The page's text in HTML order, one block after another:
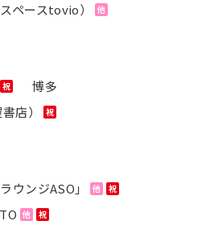
ペースtovio） 他
祝
博多
店）
祝
ウンジASO」 他 祝
他 祝